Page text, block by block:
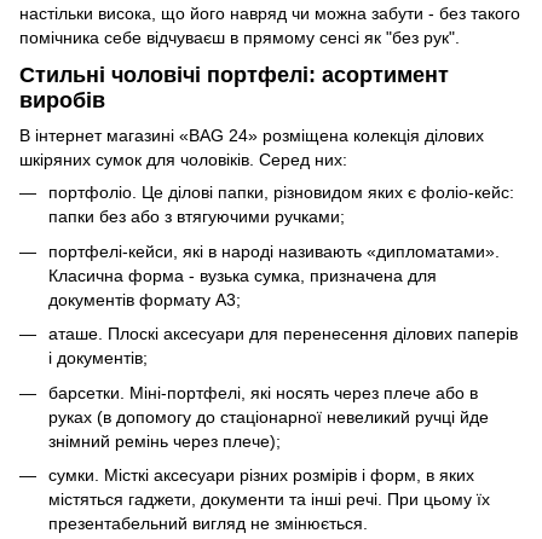
настільки висока, що його навряд чи можна забути - без такого
помічника себе відчуваєш в прямому сенсі як "без рук".
Стильні чоловічі портфелі: асортимент
виробів
В інтернет магазині «BAG 24» розміщена колекція ділових
шкіряних сумок для чоловіків. Серед них:
портфоліо. Це ділові папки, різновидом яких є фоліо-кейс:
папки без або з втягуючими ручками;
портфелі-кейси, які в народі називають «дипломатами».
Класична форма - вузька сумка, призначена для
документів формату А3;
аташе. Плоскі аксесуари для перенесення ділових паперів
і документів;
барсетки. Міні-портфелі, які носять через плече або в
руках (в допомогу до стаціонарної невеликий ручці йде
знімний ремінь через плече);
сумки. Місткі аксесуари різних розмірів і форм, в яких
містяться гаджети, документи та інші речі. При цьому їх
презентабельний вигляд не змінюється.